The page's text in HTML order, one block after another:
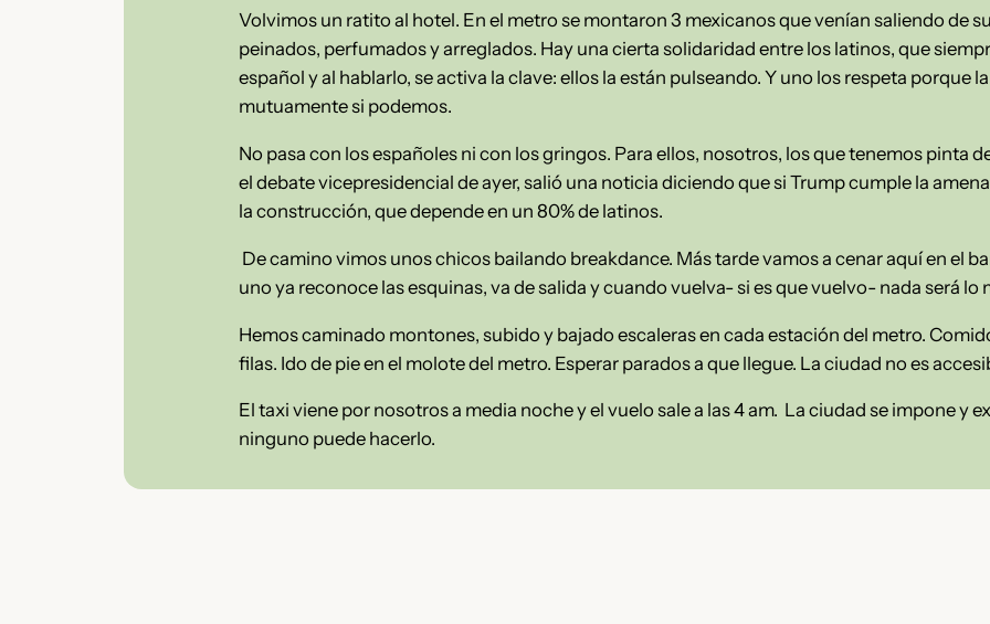
Volvimos un ratito al hotel. En el metro se montaron 3 mexicanos que venían saliendo de
peinados, perfumados y arreglados. Hay una cierta solidaridad entre los latinos, que
español y al hablarlo, se activa la clave: ellos la están pulseando. Y uno los respeta porque
mutuamente si podemos.
No pasa con los españoles ni con los gringos. Para ellos, nosotros, los que tenemos pinta
el debate vicepresidencial de ayer, salió una noticia diciendo que si Trump cumple la
la construcción, que depende en un 80% de latinos.
De camino vimos unos chicos bailando breakdance. Más tarde vamos a cenar aquí en el
uno ya reconoce las esquinas, va de salida y cuando vuelva- si es que vuelvo- nada será lo
Hemos caminado montones, subido y bajado escaleras en cada estación del metro.
filas. Ido de pie en el molote del metro. Esperar parados a que llegue. La ciudad no es
El taxi viene por nosotros a media noche y el vuelo sale a las 4 am. La ciudad se impone y
ninguno puede hacerlo.